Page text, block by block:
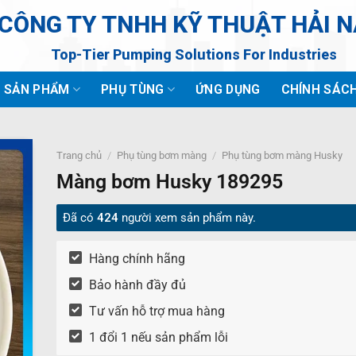
TY TNHH KỸ THUẬT HẢI
Top-Tier Pumping Solutions For Industries
SẢN PHẨM PHỤ TÙNG ỨNG DỤNG CHÍNH
Trang chủ / Phụ tùng bơm màng / Phụ tùng bơm màng Husky
Màng bơm Husky 189295
Đã có 424 người xem sản phẩm này.
Hàng chính hãng
Bảo hành đầy đủ
Tư vấn hỗ trợ mua hàng
1 đổi 1 nếu sản phẩm lỗi